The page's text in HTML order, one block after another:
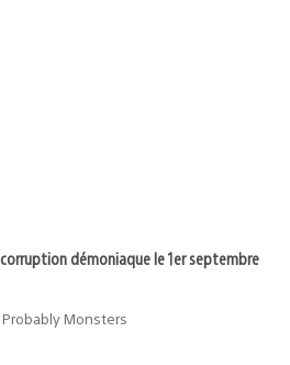
démoniaque le 1er septembre
Monsters